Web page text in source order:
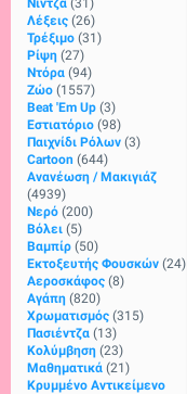
Νίντζα (31)
Λέξεις (26)
Τρέξιμο (31)
Ρίψη (27)
Ντόρα (94)
Ζώο (1557)
Beat 'Em Up (3)
Εστιατόριο (98)
Παιχνίδι Ρόλων (3)
Cartoon (644)
Ανανέωση / Μακιγιάζ
(4939)
Νερό (200)
Βόλει (5)
Βαμπίρ (50)
Εκτοξευτής Φουσκών (24)
Αεροσκάφος (8)
Αγάπη (820)
Χρωματισμός (315)
Πασιέντζα (13)
Κολύμβηση (23)
Μαθηματικά (21)
Κρυμμένο Αντικείμενο